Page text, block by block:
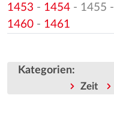
1453 - 1454 - 1455 -
1460 - 1461
Kategorien:
Zeit